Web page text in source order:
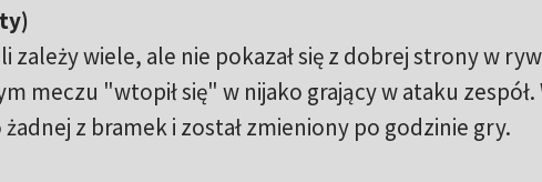
zależy wiele, ale nie pokazał się z dobrej strony w
meczu "wtopił się" w nijako grający w ataku zespół.
żadnej z bramek i został zmieniony po godzinie gry.